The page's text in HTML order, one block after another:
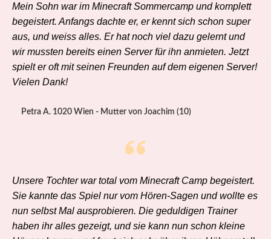
Mein Sohn war im Minecraft Sommercamp und komplett
begeistert. Anfangs dachte er, er kennt sich schon super
aus, und weiss alles. Er hat noch viel dazu gelernt und
wir mussten bereits einen Server für ihn anmieten. Jetzt
spielt er oft mit seinen Freunden auf dem eigenen Server!
Vielen Dank!
Petra A. 1020 Wien - Mutter von Joachim (10)
Unsere Tochter war total vom Minecraft Camp begeistert.
Sie kannte das Spiel nur vom Hören-Sagen und wollte es
nun selbst Mal ausprobieren. Die geduldigen Trainer
haben ihr alles gezeigt, und sie kann nun schon kleine